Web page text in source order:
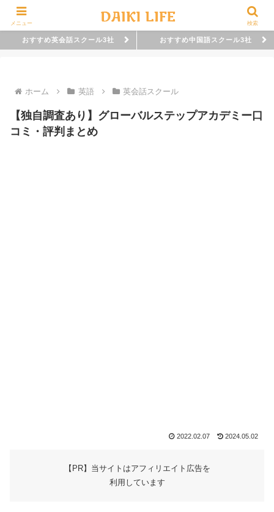
おすすめ英会話スクール3社 おすすめ中国語スクール3社
ホーム 英語 英会話スクール
【独自調査あり】グローバルステップアカデミー口
コミ・評判まとめ
2022.02.07 2024.05.02
【PR】当サイトはアフィリエイト広告を
利用しています
メニュー 検索